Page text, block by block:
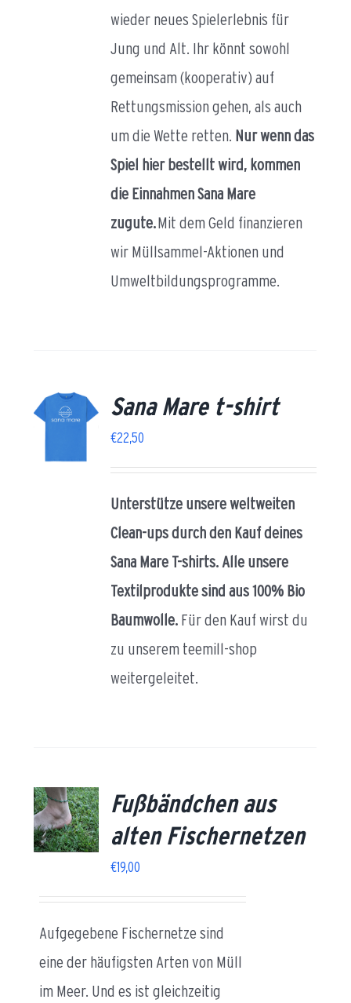
wieder neues Spielerlebnis für
Jung und Alt. Ihr könnt sowohl
gemeinsam (kooperativ) auf
Rettungsmission gehen, als auch
um die Wette retten. Nur wenn das
Spiel hier bestellt wird, kommen
die Einnahmen Sana Mare
zugute.Mit dem Geld finanzieren
wir Müllsammel-Aktionen und
Umweltbildungsprogramme.
Sana Mare t-shirt
€22,50
Unterstütze unsere weltweiten
Clean-ups durch den Kauf deines
Sana Mare T-shirts. Alle unsere
Textilprodukte sind aus 100% Bio
Baumwolle.Für den Kauf wirst du
zu unserem teemill-shop
weitergeleitet.
Fußbändchen aus
alten Fischernetzen
€19,00
Aufgegebene Fischernetze sind
eine der häufigsten Arten von Müll
im Meer. Und es ist gleichzeitig